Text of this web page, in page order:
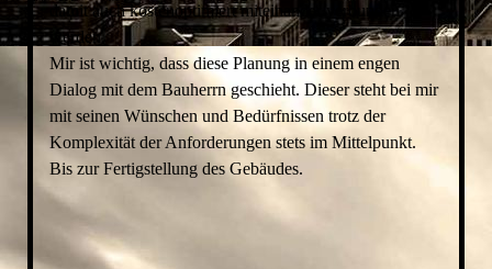
damit auch kostenoptimiert miteinander verbunden
werden.
Mir ist wichtig, dass diese Planung in einem engen
Dialog mit dem Bauherrn geschieht. Dieser steht bei mir
mit seinen Wünschen und Bedürfnissen trotz der
Komplexität der Anforderungen stets im Mittelpunkt.
Bis zur Fertigstellung des Gebäudes.